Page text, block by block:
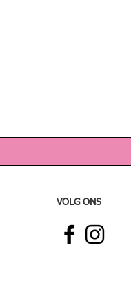
VOLG ONS